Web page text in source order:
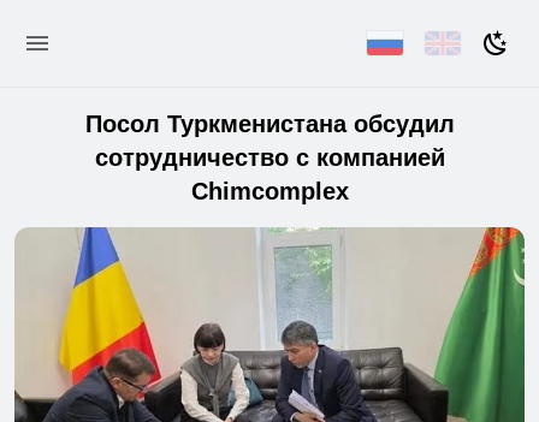
Посол Туркменистана обсудил
сотрудничество с компанией
Chimcomplex